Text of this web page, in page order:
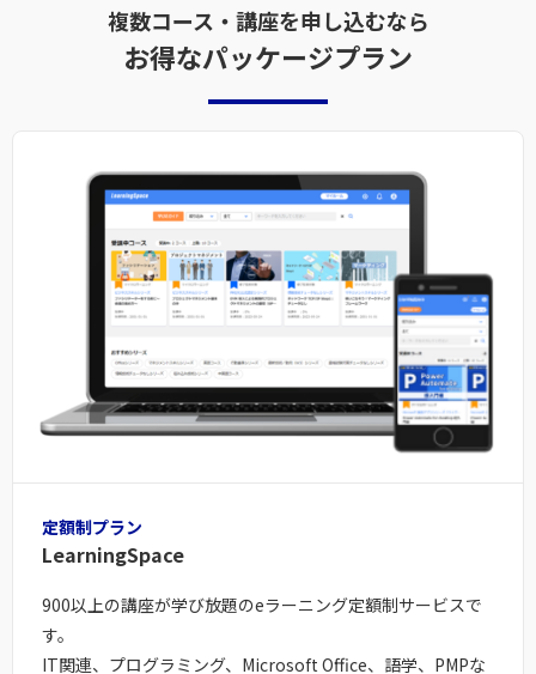
複数コース・講座を申し込むなら
お得なパッケージプラン
定額制プラン
LearningSpace
900以上の講座が学び放題のeラーニング定額制サービスで
す。
IT関連、プログラミング、Microsoft Office、語学、PMPな